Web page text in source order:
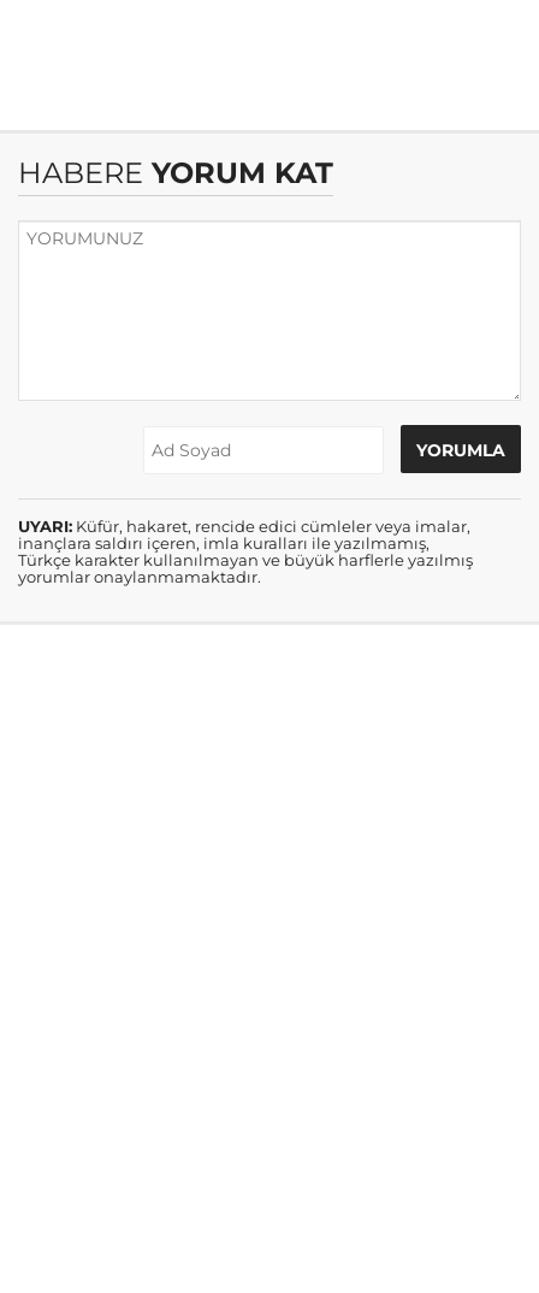
HABERE YORUM KAT
UYARI: Küfür, hakaret, rencide edici cümleler veya imalar,
inançlara saldırı içeren, imla kuralları ile yazılmamış,
Türkçe karakter kullanılmayan ve büyük harflerle yazılmış
yorumlar onaylanmamaktadır.